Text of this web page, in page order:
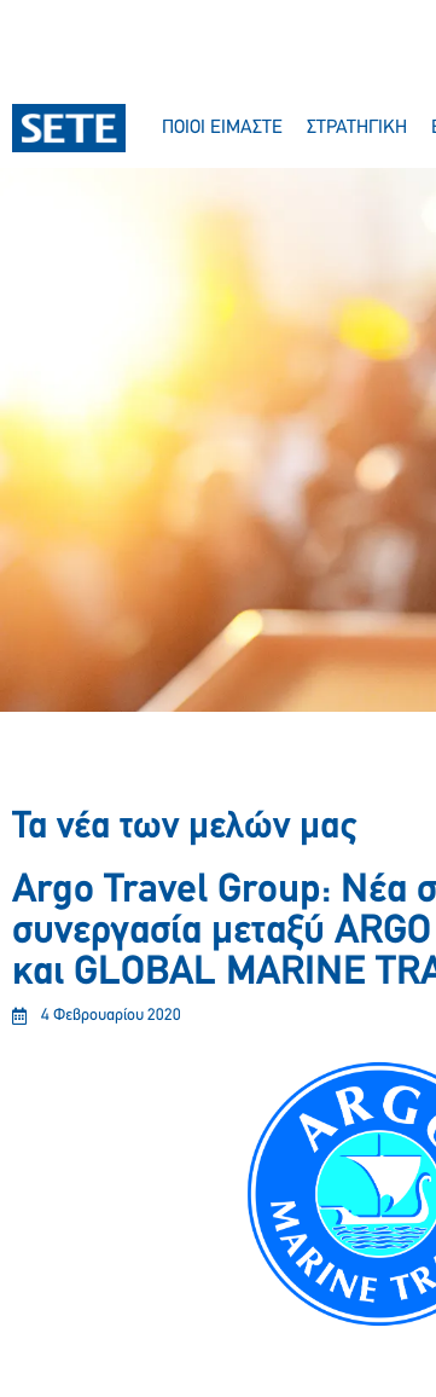
ΠΟΙΟΙ ΕΙΜΑΣΤΕ ΣΤΡΑΤΗΓΙΚΗ
Τα νέα των μελών μας
Argo Travel Group: Νέα
συνεργασία μεταξύ
και GLOBAL MARINE
4 Φεβρουαρίου 2020